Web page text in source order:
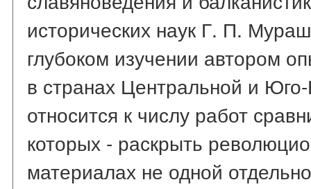
исторических наук Г. П.
глубоком изучении автором
в странах Центральной и
относится к числу работ
которых - раскрыть
материалах не одной